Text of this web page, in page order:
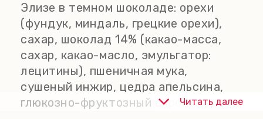
Элизе в темном шоколаде: орехи
(фундук, миндаль, грецкие орехи),
сахар, шоколад 14% (какао-масса,
сахар, какао-масло, эмульгатор:
лецитины), пшеничная мука,
сушеный инжир, цедра апельсина,
глюкозно-фруктозный сироп,Читать далее